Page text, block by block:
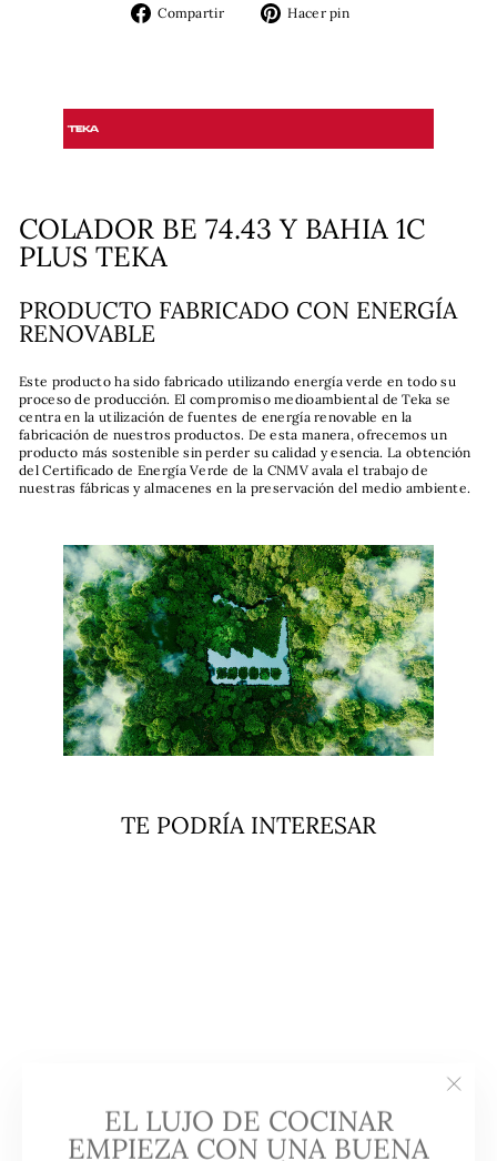
EL LUJO DE COCINAR
EMPIEZA CON UNA BUENA
Compartir
CompartirHacer pin
COLADOR BE 74.43 Y BAHIA 1C
PLUS TEKA
PRODUCTO FABRICADO CON ENERGÍA
RENOVABLE
Este producto ha sido fabricado utilizando energía verde en todo su
proceso de producción. El compromiso medioambiental de Teka se
centra en la utilización de fuentes de energía renovable en la
fabricación de nuestros productos. De esta manera, ofrecemos un
producto más sostenible sin perder su calidad y esencia. La obtención
del Certificado de Energía Verde de la CNMV avala el trabajo de
nuestras fábricas y almacenes en la preservación del medio ambiente.
TE PODRÍA INTERESAR
$44.990